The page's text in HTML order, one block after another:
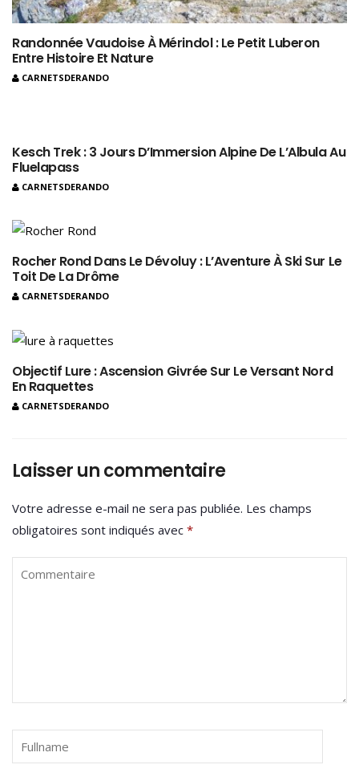
Randonnée Vaudoise À Mérindol : Le Petit Luberon
Entre Histoire Et Nature
CARNETSDERANDO
Kesch Trek : 3 Jours D’Immersion Alpine De L’Albula Au
Fluelapass
CARNETSDERANDO
Rocher Rond Dans Le Dévoluy : L’Aventure À Ski Sur Le
Toit De La Drôme
CARNETSDERANDO
Objectif Lure : Ascension Givrée Sur Le Versant Nord
En Raquettes
CARNETSDERANDO
Laisser un commentaire
Votre adresse e-mail ne sera pas publiée. Les champs
obligatoires sont indiqués avec *